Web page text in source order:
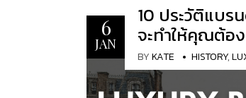
ครั้งแรกปี 2004) ส่วนหนัง Epsom เป็นหนังลูกวัวที่ผ่านการปั๊มลายเกรนละเอียด ทำให้ผิวหนังมีความแข็งอยู่ตัวและ
ทนทานต่อรอยขีดข่วนได้ดี วัสดุ
6
JAN
10 ประวัติแบร
จะทำให้คุณต้อ
BYKATE HISTORY,